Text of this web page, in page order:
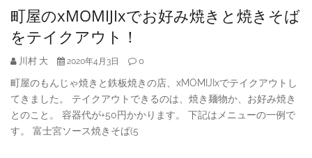
町屋のxMOMIJIxでお好み焼きと焼きそば
をテイクアウト！
川村 大 2020年4月3日 0
町屋のもんじゃ焼きと鉄板焼きの店、xMOMIJIxでテイクアウトし
てきました。 テイクアウトできるのは、焼き麺物か、お好み焼き
とのこと。 容器代が+50円かかります。 下記はメニューの一例で
す。 富士宮ソース焼きそば(5